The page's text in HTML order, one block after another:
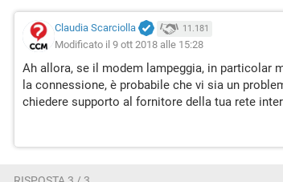
Claudia Scarciolla 11.181
Modificato il 9 ott 2018 alle 15:28
Ah allora, se il modem lampeggia, in particolar
la connessione, è probabile che vi sia un
chiedere supporto al fornitore della tua rete